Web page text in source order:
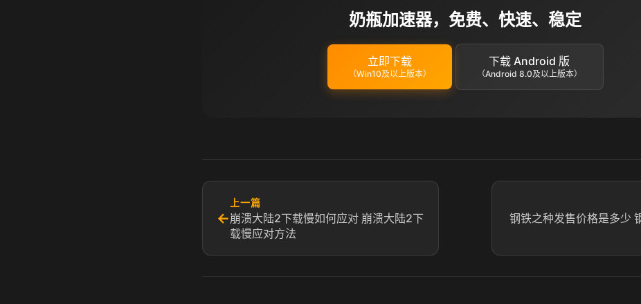
奶瓶加速器，免费、快速、稳定
立即下载
（Win10及以上版本）
下载 Android 版
（Android 8.0及以上版本）
←
上一篇
崩溃大陆2下载慢如何应对 崩溃大陆2下
载慢应对方法
钢铁之种发售价格是多少